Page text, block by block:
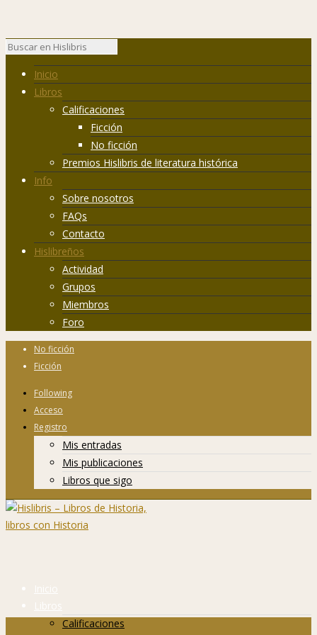
Inicio
Libros
Calificaciones
Ficción
No ficción
Premios Hislibris de literatura histórica
Info
Sobre nosotros
FAQs
Contacto
Hislibreños
Actividad
Grupos
Miembros
Foro
No ficción
Ficción
Following
Acceso
Registro
Mis entradas
Mis publicaciones
Libros que sigo
Inicio
Libros
Calificaciones